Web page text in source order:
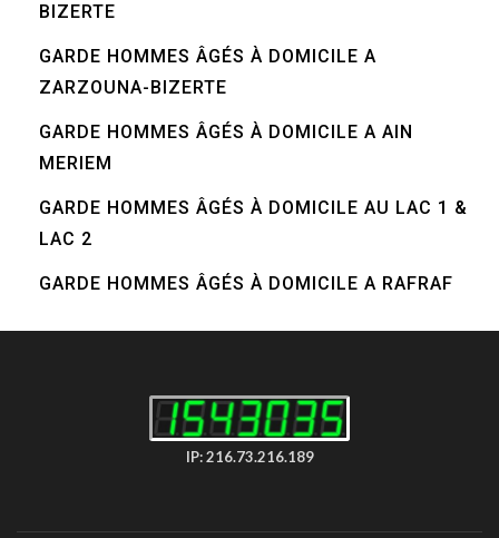
BIZERTE
GARDE HOMMES ÂGÉS À DOMICILE A
ZARZOUNA-BIZERTE
GARDE HOMMES ÂGÉS À DOMICILE A AIN
MERIEM
GARDE HOMMES ÂGÉS À DOMICILE AU LAC 1 &
LAC 2
GARDE HOMMES ÂGÉS À DOMICILE A RAFRAF
IP: 216.73.216.189